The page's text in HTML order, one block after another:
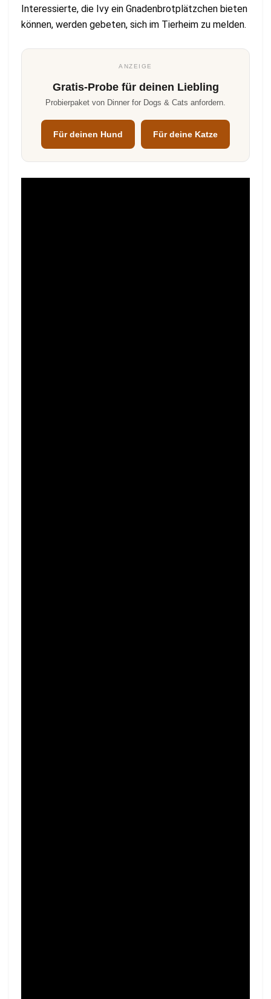
Interessierte, die Ivy ein Gnadenbrotplätzchen bieten
können, werden gebeten, sich im Tierheim zu melden.
ANZEIGE
Gratis-Probe für deinen Liebling
Probierpaket von Dinner for Dogs & Cats anfordern.
Für deinen Hund Für deine Katze